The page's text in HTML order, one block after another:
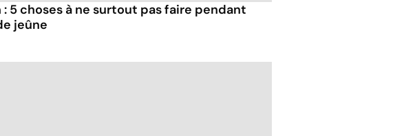
: 5 choses à ne surtout pas faire pendant
jeûne